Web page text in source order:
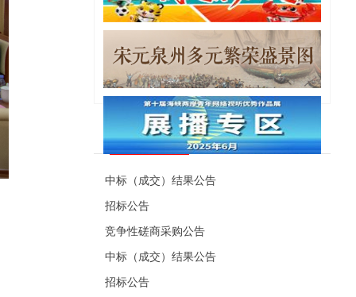
便民资讯
中标（成交）结果公告
招标公告
竞争性磋商采购公告
中标（成交）结果公告
招标公告